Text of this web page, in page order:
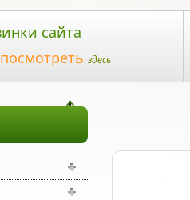
сайта
здесь